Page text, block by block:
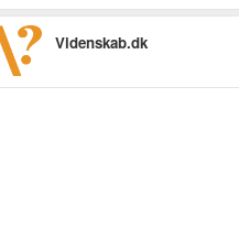
Videnskab.dk